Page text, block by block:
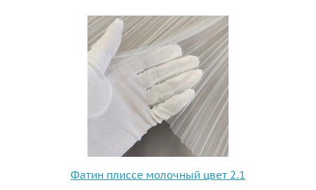
Фатин плиссе молочный цвет 2.1